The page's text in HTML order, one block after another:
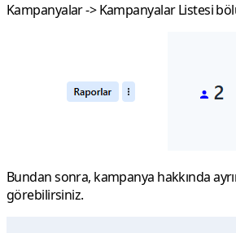
Kampanyalar->Kampanyalar Listesi
Bundan sonra, kampanya hakkında
görebilirsiniz.